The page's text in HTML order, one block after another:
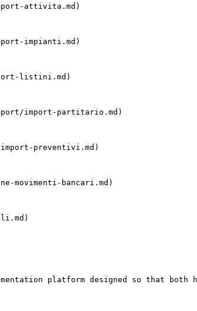
attivita.md)
impianti.md)
listini.md)
import-partitario.md)
preventivi.md)
movimenti-bancari.md)
platform designed so that both